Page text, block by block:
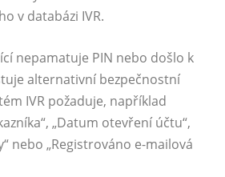
v databázi IVR.
nepamatuje PIN nebo došlo k
alternativní bezpečnostní
IVR požaduje, například
„Datum otevření účtu“,
nebo „Registrováno e-mailová